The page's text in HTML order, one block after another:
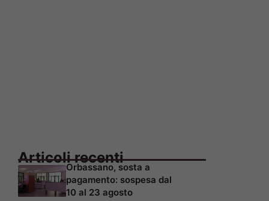
Articoli recenti
Orbassano, sosta a
pagamento: sospesa dal
10 al 23 agosto